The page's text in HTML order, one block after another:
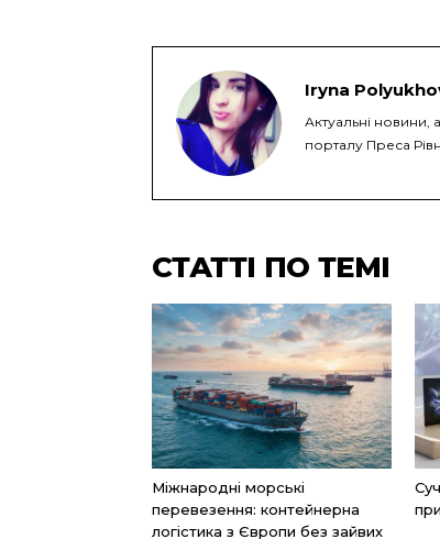
Iryna
Актуальні новини,
порталу Преса
СТАТТІ ПО ТЕМІ
Міжнародні морські
перевезення: контейнерна
логістика з Європи без зайвих